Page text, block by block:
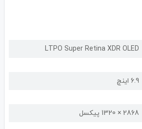
LTPO Super Retina XDR OLED
6.9 اینچ
2868 × 1320 پیکسل